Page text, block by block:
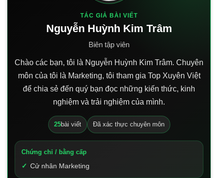
TÁC GIẢ BÀI VIẾT
Nguyễn Huỳnh Kim Trâm
Biên tập viên
Chào các bạn, tôi là Nguyễn Huỳnh Kim Trâm. Chuyên
môn của tôi là Marketing, tôi tham gia Top Xuyên Việt
để chia sẻ đến quý bạn đọc những kiến thức, kinh
nghiệm và trải nghiệm của mình.
25bài viết Đã xác thực chuyên môn
Chứng chỉ / bằng cấp
Cử nhân Marketing